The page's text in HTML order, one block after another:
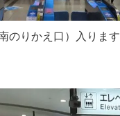
のりかえ口）入ります